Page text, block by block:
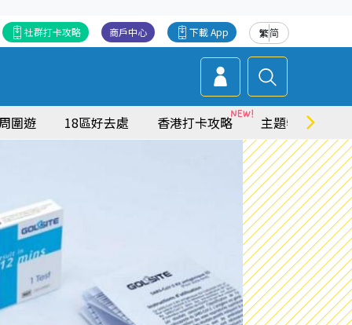
繁简
下載 App
商戶中心
社群打卡攻略
圍遊 18區好去處 香港打卡攻略 主題特集